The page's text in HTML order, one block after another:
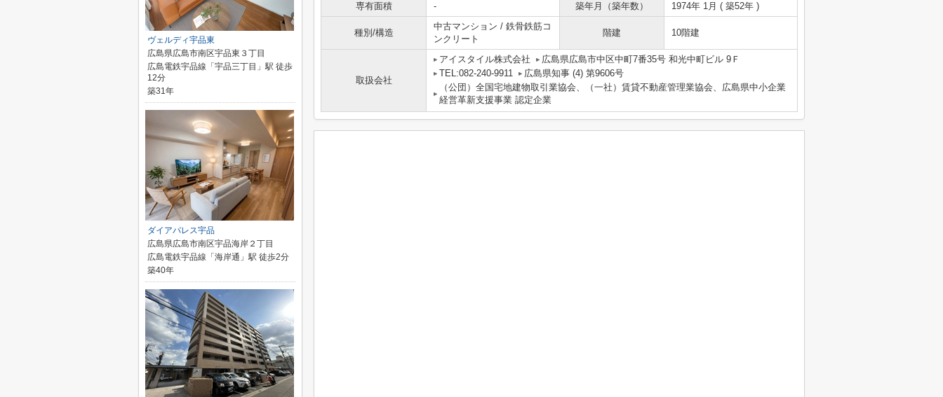
専有面積
- 築年月（築年数） 1974年 1月 ( 築52年 )
種別/構造
中古マンション / 鉄骨鉄筋コ
ンクリート
階建 10階建
取扱会社
アイスタイル株式会社
広島県広島市中区中町7番35号 和光中町ビル 9Ｆ
TEL:082-240-9911
広島県知事 (4) 第9606号
（公団）全国宅地建物取引業協会、（一社）賃貸不動産管理業協会、広島県中小企業
経営革新支援事業 認定企業
ヴェルディ宇品東
広島県広島市南区宇品東３丁目
広島電鉄宇品線「宇品三丁目」駅 徒歩
12分
築31年
ダイアパレス宇品
広島県広島市南区宇品海岸２丁目
広島電鉄宇品線「海岸通」駅 徒歩2分
築40年